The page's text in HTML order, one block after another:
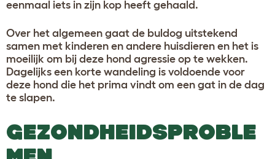
eenmaal iets in zijn kop heeft gehaald.
Over het algemeen gaat de buldog uitstekend
samen met kinderen en andere huisdieren en het is
moeilijk om bij deze hond agressie op te wekken.
Dagelijks een korte wandeling is voldoende voor
deze hond die het prima vindt om een gat in de dag
te slapen.
GEZONDHEIDSPROBLE